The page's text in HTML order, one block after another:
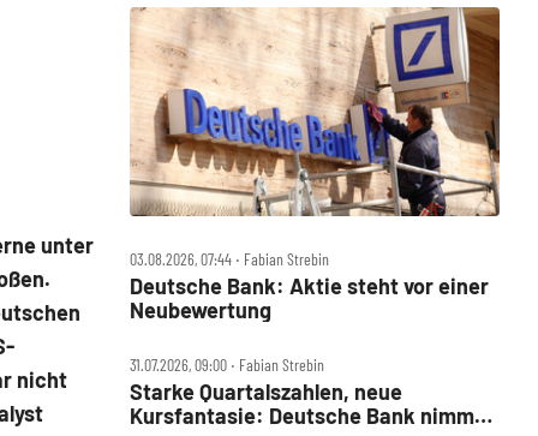
unter
nicht
03.08.2026, 07:44 ‧ Fabian Strebin
Deutsche Bank: Aktie steht vor einer
Neubewertung
31.07.2026, 09:00 ‧ Fabian Strebin
Starke Quartalszahlen, neue
Kursfantasie: Deutsche Bank nimmt